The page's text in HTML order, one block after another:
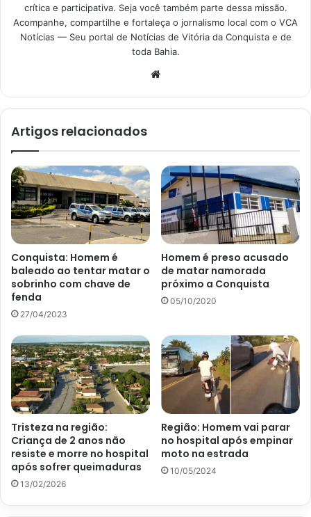
crítica e participativa. Seja você também parte dessa missão.
Acompanhe, compartilhe e fortaleça o jornalismo local com o VCA
Notícias — Seu portal de Notícias de Vitória da Conquista e de
toda Bahia.
Artigos relacionados
Conquista: Homem é
baleado ao tentar matar o
sobrinho com chave de
fenda
27/04/2023
Homem é preso acusado
de matar namorada
próximo a Conquista
05/10/2020
Tristeza na região:
Criança de 2 anos não
resiste e morre no hospital
após sofrer queimaduras
13/02/2026
Região: Homem vai parar
no hospital após empinar
moto na estrada
10/05/2024